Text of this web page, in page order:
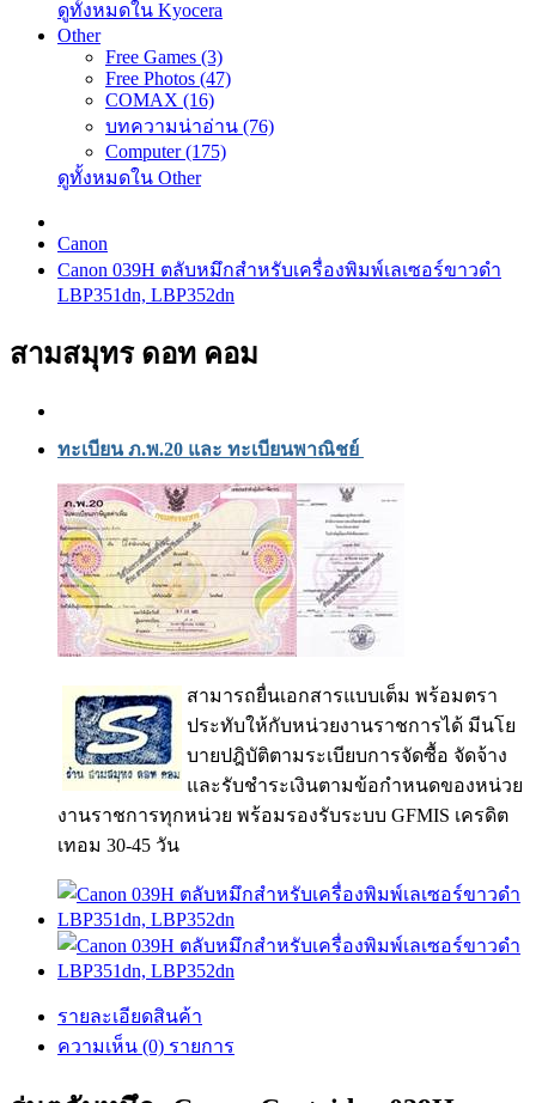
ดูทั้งหมดใน Kyocera
Other
Free Games (3)
Free Photos (47)
COMAX (16)
บทความน่าอ่าน (76)
Computer (175)
ดูทั้งหมดใน Other
Canon
Canon 039H ตลับหมึกสำหรับเครื่องพิมพ์เลเซอร์ขาวดำ
LBP351dn, LBP352dn
สามสมุทร ดอท คอม
ทะเบียน ภ.พ.20 และ ทะเบียนพาณิชย์
สามารถยื่นเอกสารแบบเต็ม พร้อมตรา
ประทับให้กับหน่วยงานราชการได้ มีนโย
บายปฎิบัติตามระเบียบการจัดซื้อ จัดจ้าง
และรับชำระเงินตามข้อกำหนดของหน่วย
งานราชการทุกหน่วย พร้อมรองรับระบบ GFMIS เครดิต
เทอม 30-45 วัน
รายละเอียดสินค้า
ความเห็น (0) รายการ